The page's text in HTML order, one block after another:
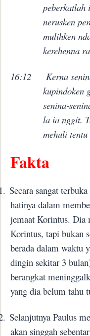
peberkatlah
nerusken
mulihken
kerehenna
16:12
Kerna
kupindoken
senina-
la ia nggit.
mehuli
Fakta
Secara sangat
hatinya dalam
jemaat Korintus. Dia
Korintus, tapi bukan
berada dalam waktu
dingin sekitar 3
berangkat
yang dia belum tahu
Selanjutnya Paulus
akan singgah